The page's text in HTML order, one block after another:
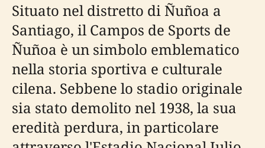
Situato nel distretto di Ñuñoa a
Santiago, il Campos de Sports de
Ñuñoa è un simbolo emblematico
nella storia sportiva e culturale
cilena. Sebbene lo stadio originale
sia stato demolito nel 1938, la sua
eredità perdura, in particolare